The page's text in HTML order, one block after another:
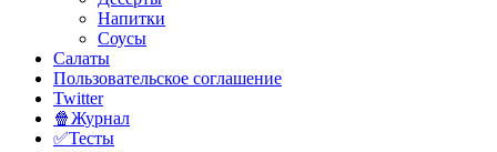
Напитки
Соусы
Салаты
Пользовательское соглашение
Twitter
🍿Журнал
✅Тесты